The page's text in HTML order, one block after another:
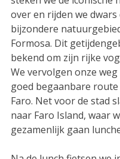
over en rijden we
bijzondere
Formosa. Dit
bekend om zijn rijke
We vervolgen onze
goed begaanbare
Faro. Net voor de stad
naar Faro Island, waar
gezamenlijk gaan